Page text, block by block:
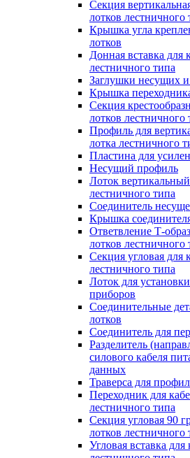
Секция
лотков лестничного
Крышка угла
лотков
Донная вставка для
лестничного типа
Заглушки несущих
Крышка
Секция
лотков лестничного
Профиль для
лотка лестничного
Пластина для
Несущий профиль
Лоток
лестничного типа
Соединитель
Крышка
Ответвление Т-
лотков лестничного
Секция угловая для
лестничного типа
Лоток для
приборов
Соединительные
лотков
Соединитель для
Разделитель
силового кабеля
данных
Траверса для
Переходник для
лестничного типа
Секция угловая 90
лотков лестничного
Угловая вставка